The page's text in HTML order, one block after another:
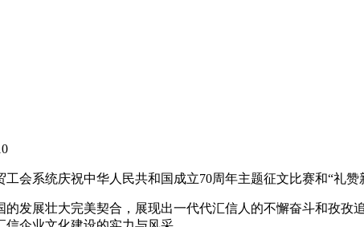
会系统庆祝中华人民共和国成立70周年主题征文比赛和“礼
发展壮大完美契合，展现出一代代汇信人的不懈奋斗和孜